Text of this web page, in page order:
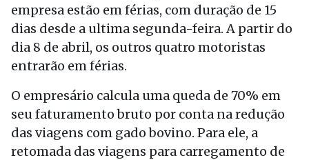
empresa estão em férias, com duração de 15
dias desde a ultima segunda-feira. A partir do
dia 8 de abril, os outros quatro motoristas
entrarão em férias.
O empresário calcula uma queda de 70% em
seu faturamento bruto por conta na redução
das viagens com gado bovino. Para ele, a
retomada das viagens para carregamento de